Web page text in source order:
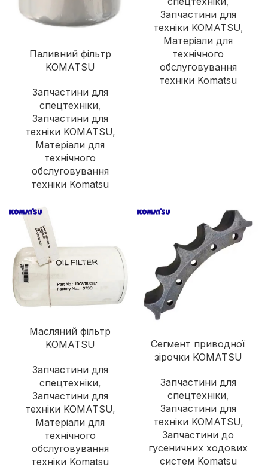
Паливний фільтр
KOMATSU
Запчастини для
спецтехніки,
Запчастини для
техніки KOMATSU,
Матеріали для
технічного
обслуговування
техніки Komatsu
Запчастини для
техніки KOMATSU,
Матеріали для
технічного
обслуговування
техніки Komatsu
Масляний фільтр
KOMATSU
Запчастини для
спецтехніки,
Запчастини для
техніки KOMATSU,
Матеріали для
технічного
обслуговування
техніки Komatsu
Сегмент приводної
зірочки KOMATSU
Запчастини для
спецтехніки,
Запчастини для
техніки KOMATSU,
Запчастини до
гусеничних ходових
систем Komatsu